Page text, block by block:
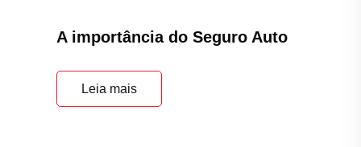
A importância do Seguro Auto
Leia mais